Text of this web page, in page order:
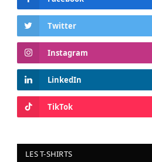
Twitter
Instagram
LinkedIn
TikTok
LES T-SHIRTS